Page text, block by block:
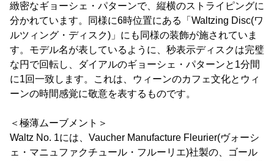
緻密なギョーシェ・パターンで、縦横のストライピングに
分かれています。同様に6時位置にある「Waltzing Disc(ワ
ルツィング・ディスク)」にも同様の装飾が施されていま
す。モデル名が表しているように、秒表示ディスクは完璧
な円で回転し、ダイアルのギョーシェ・パターンと1分間
に1回一致します。これは、ウィーンのカフェ文化とウィ
ーンの時間感覚に敬意を表するものです。
＜極薄ムーブメント＞
Waltz No. 1には、Vaucher Manufacture Fleurier(ヴォーシ
ェ・マニュファクチュール・フルーリエ)社製の、ゴール